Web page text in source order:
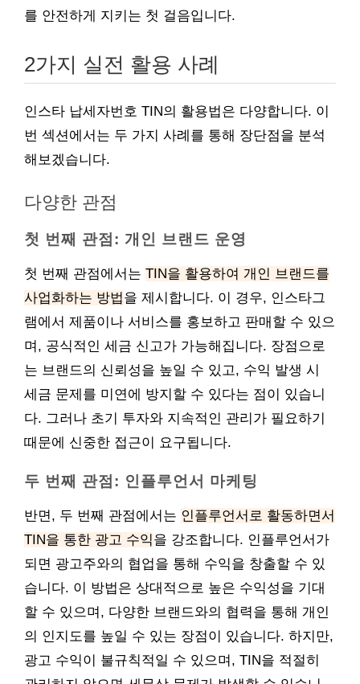
를 안전하게 지키는 첫 걸음입니다.
2가지 실전 활용 사례
인스타 납세자번호 TIN의 활용법은 다양합니다. 이
번 섹션에서는 두 가지 사례를 통해 장단점을 분석
해보겠습니다.
다양한 관점
첫 번째 관점: 개인 브랜드 운영
첫 번째 관점에서는 TIN을 활용하여 개인 브랜드를
사업화하는 방법을 제시합니다. 이 경우, 인스타그
램에서 제품이나 서비스를 홍보하고 판매할 수 있으
며, 공식적인 세금 신고가 가능해집니다. 장점으로
는 브랜드의 신뢰성을 높일 수 있고, 수익 발생 시
세금 문제를 미연에 방지할 수 있다는 점이 있습니
다. 그러나 초기 투자와 지속적인 관리가 필요하기
때문에 신중한 접근이 요구됩니다.
두 번째 관점: 인플루언서 마케팅
반면, 두 번째 관점에서는 인플루언서로 활동하면서
TIN을 통한 광고 수익을 강조합니다. 인플루언서가
되면 광고주와의 협업을 통해 수익을 창출할 수 있
습니다. 이 방법은 상대적으로 높은 수익성을 기대
할 수 있으며, 다양한 브랜드와의 협력을 통해 개인
의 인지도를 높일 수 있는 장점이 있습니다. 하지만,
광고 수익이 불규칙적일 수 있으며, TIN을 적절히